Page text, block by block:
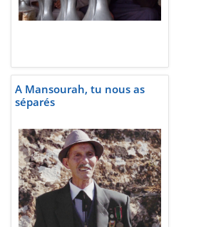
A Mansourah, tu nous as
séparés